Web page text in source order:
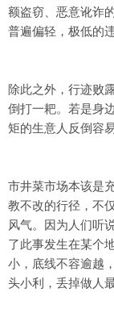
额盗窃、恶意讹诈
普遍偏轻，极低的
除此之外，行迹败
倒打一耙。若是身
矩的生意人反倒容
市井菜市场本该是
教不改的行径，不
风气。因为人们听
了此事发生在某个
小，底线不容逾越
头小利，丢掉做人